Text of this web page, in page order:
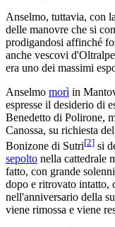
Anselmo, tuttavia, con
delle manovre che si
prodigandosi affinché
anche vescovi
era uno dei massimi
Anselmo morì in
espresse il desiderio di
Benedetto di Polirone,
Canossa, su richiesta
Bonizone di Sutri[2] si
sepolto nella cattedrale
fatto, con grande
dopo e ritrovato intatto,
nell'anniversario della
viene rimossa e viene